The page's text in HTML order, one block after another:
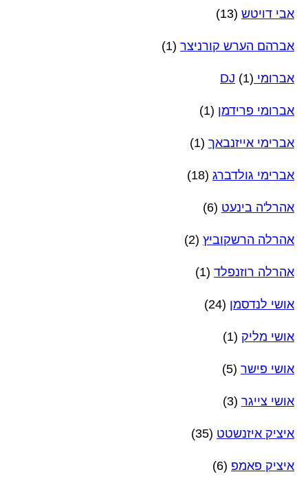
אבי דויטש (13)
אברהם הערש קורניצר (1)
אברומי DJ (1)
אברומי פרידמן (1)
אברימי אייזנבאך (1)
אברימי גולדברג (18)
אהרל'ה בינעט (6)
אהרלה הרשקוביץ (2)
אהרלה רוזנפלד (1)
אושי לנדסמן (24)
אושי מליק (1)
אושי פישר (5)
אושי צייגר (3)
איציק איזנשטט (35)
איציק פאמפ (6)